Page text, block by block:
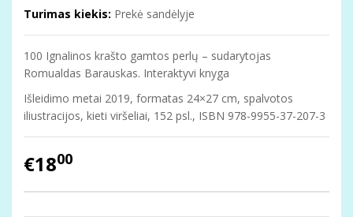
Turimas kiekis: Prekė sandėlyje
100 Ignalinos krašto gamtos perlų – sudarytojas
Romualdas Barauskas. Interaktyvi knyga
Išleidimo metai 2019, formatas 24×27 cm, spalvotos
iliustracijos, kieti viršeliai, 152 psl., ISBN 978-9955-37-207-3
€1800